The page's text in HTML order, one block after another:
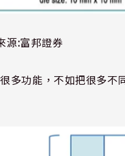
源:富邦證券
多功能，不如把很多不